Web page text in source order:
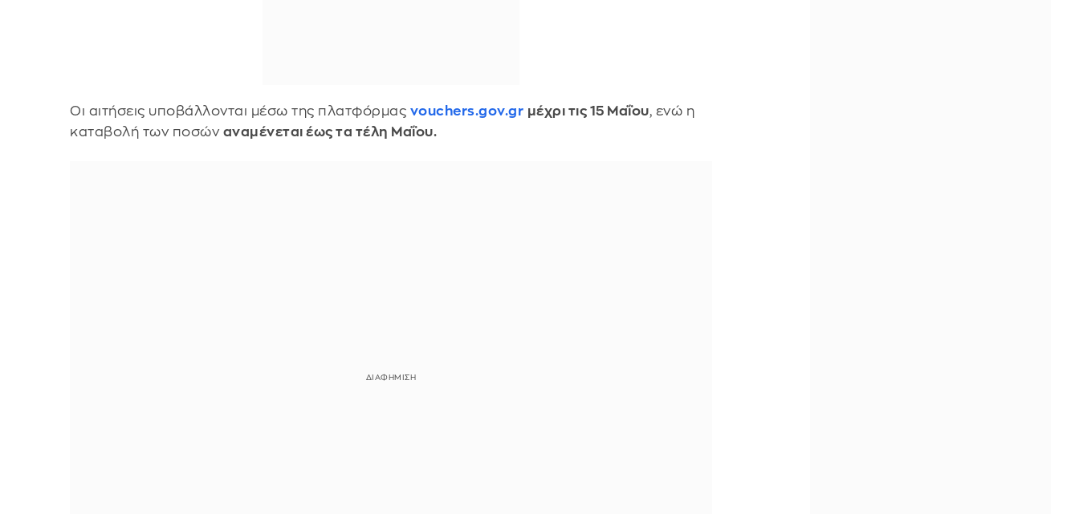
Οι αιτήσεις υποβάλλονται μέσω της πλατφόρμας vouchers.gov.gr μέχρι τις 15 Μαΐου, ενώ η
καταβολή των ποσών αναμένεται έως τα τέλη Μαΐου.